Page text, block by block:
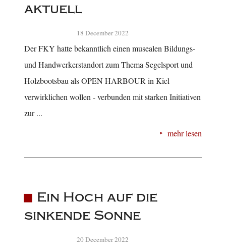
aktuell
18 December 2022
Der FKY hatte bekanntlich einen musealen Bildungs-
und Handwerkerstandort zum Thema Segelsport und
Holzbootsbau als OPEN HARBOUR in Kiel
verwirklichen wollen - verbunden mit starken Initiativen
zur ...
mehr lesen
Ein Hoch auf die
sinkende Sonne
20 December 2022